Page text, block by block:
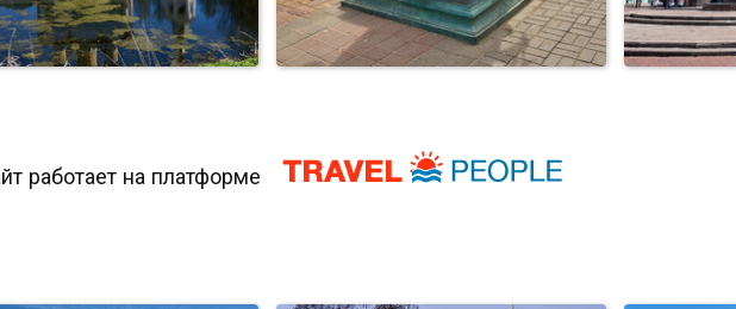
работает на платформе